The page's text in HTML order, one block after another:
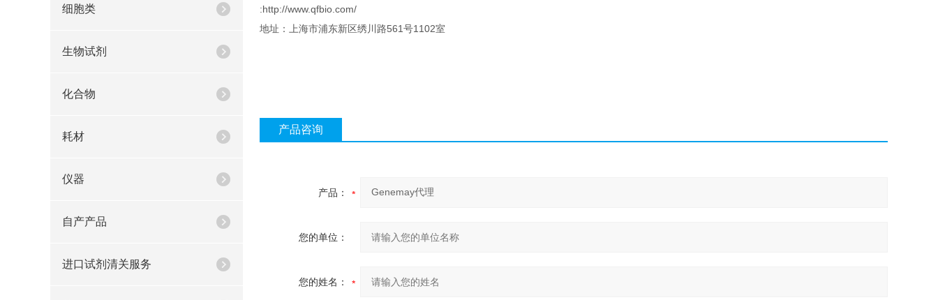
细胞类
生物试剂
化合物
耗材
仪器
自产产品
进口试剂清关服务
:http://www.qfbio.com/
地址：上海市浦东新区绣川路561号1102室
产品咨询
产品：
您的单位：
您的姓名：